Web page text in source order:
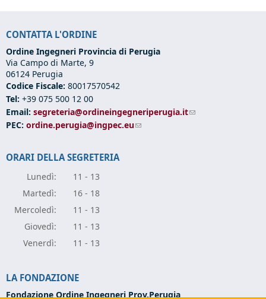
CONTATTA L'ORDINE
Ordine Ingegneri Provincia di Perugia
Via Campo di Marte, 9
06124 Perugia
Codice Fiscale: 80017570542
Tel: +39 075 500 12 00
Email: segreteria@ordineingegneriperugia.it(link sends e-mail)
PEC: ordine.perugia@ingpec.eu(link sends e-mail)
ORARI DELLA SEGRETERIA
Lunedì:
11 - 13
Martedì:
16 - 18
Mercoledì:
11 - 13
Giovedì:
11 - 13
Venerdì: 11 - 13
LA FONDAZIONE
Fondazione Ordine Ingegneri Prov.Perugia